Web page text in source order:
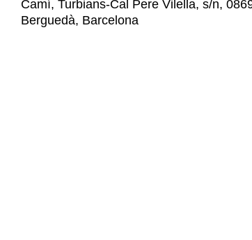
Camí, Turbians-Cal Pere Vilella, s/n,
Berguedà, Barcelona